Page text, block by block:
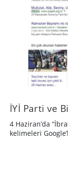
İYİ Parti ve
4 Haziran’da
kelimeleri